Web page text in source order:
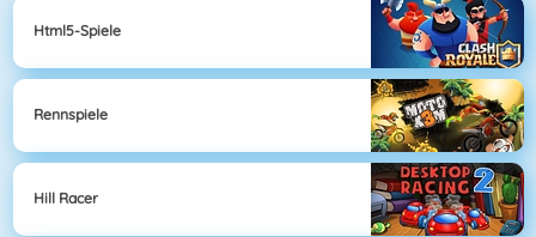
Html5-Spiele
Rennspiele
Hill Racer